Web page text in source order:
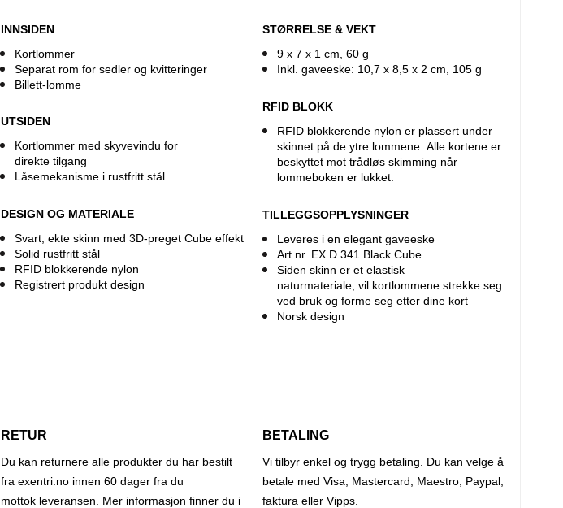
INNSIDEN
Kortlommer
Separat rom for sedler og kvitteringer
Billett-lomme
​UTSIDEN
Kortlommer med skyvevindu for
direkte tilgang
Låsemekanisme i rustfritt stål
DESIGN OG MATERIALE
Svart, ekte skinn med 3D-preget Cube effekt
Solid rustfritt stål
RFID blokkerende nylon
Registrert produkt design
STØRRELSE & VEKT
9 x 7 x 1 cm, 60 g
Inkl. gaveeske: 10,7 x 8,5 x 2 cm, 105 g
RFID BLOKK
RFID blokkerende nylon er plassert under
skinnet på de ytre lommene. Alle kortene er
beskyttet mot trådløs skimming når
lommeboken er lukket.
TILLEGGSOPPLYSNINGER
Leveres i en elegant gaveeske
Art nr. EX D 341 Black Cube
Siden skinn er et elastisk
naturmateriale, vil kortlommene strekke seg
ved bruk og forme seg etter dine kort
Norsk design
RETUR
Du kan returnere alle produkter du har bestilt
fra exentri.no innen 60 dager fra du
mottok leveransen. Mer informasjon finner du i
BETALING
Vi tilbyr enkel og trygg betaling. Du kan velge å
betale med Visa, Mastercard, Maestro, Paypal,
faktura eller Vipps.